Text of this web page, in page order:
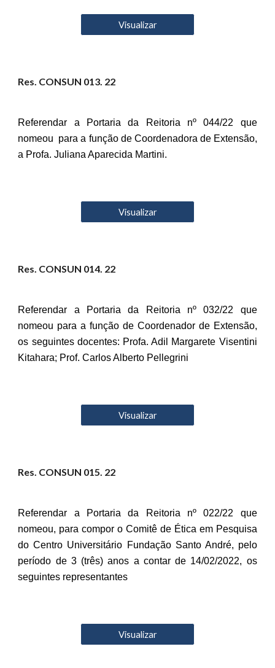
Visualizar
Res. CONSUN 013. 22
Referendar a Portaria da Reitoria nº 044/22 que
nomeou para a função de Coordenadora de Extensão,
a Profa. Juliana Aparecida Martini.
Visualizar
Res. CONSUN 014. 22
Referendar a Portaria da Reitoria nº 032/22 que
nomeou para a função de Coordenador de Extensão,
os seguintes docentes: Profa. Adil Margarete Visentini
Kitahara; Prof. Carlos Alberto Pellegrini
Visualizar
Res. CONSUN 015. 22
Referendar a Portaria da Reitoria nº 022/22 que
nomeou, para compor o Comitê de Ética em Pesquisa
do Centro Universitário Fundação Santo André, pelo
período de 3 (três) anos a contar de 14/02/2022, os
seguintes representantes
Visualizar